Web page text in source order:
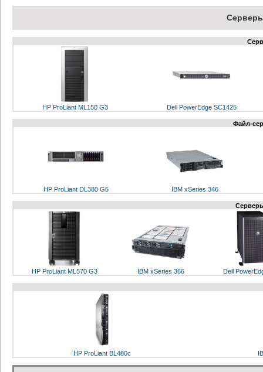
HP ProLiant МL150 G3 Dell PowerEdge SC1425
Файл-
HP ProLiant DL380 G5 IBM xSeries 346
HP ProLiant ML570 G3 IBM xSeries 366 Dell
HP ProLiant BL480c